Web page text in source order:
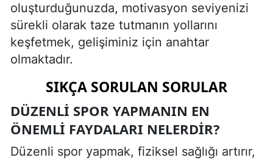
oluşturduğunuzda, motivasyon seviyenizi
sürekli olarak taze tutmanın yollarını
keşfetmek, gelişiminiz için anahtar
olmaktadır.
SIKÇA SORULAN SORULAR
DÜZENLI SPOR YAPMANIN EN
ÖNEMLI FAYDALARI NELERDIR?
Düzenli spor yapmak, fiziksel sağlığı artırır,